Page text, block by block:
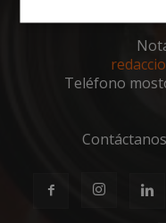
Teléfono
Cookies